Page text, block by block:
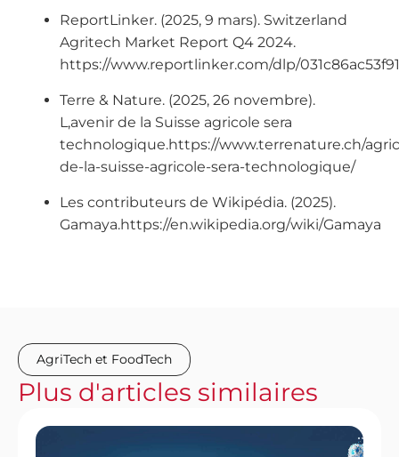
ReportLinker. (2025, 9 mars). Switzerland
Agritech Market Report Q4 2024.
https://www.reportlinker.com/dlp/
Terre & Nature. (2025, 26 novembre).
L,avenir de la Suisse agricole sera
technologique.https://www.terrenature.ch/
de-la-suisse-agricole-sera-technologique/
Les contributeurs de Wikipédia. (2025).
Gamaya.https://en.wikipedia.org/wiki/Gamaya
AgriTech et FoodTech
Plus d'articles similaires